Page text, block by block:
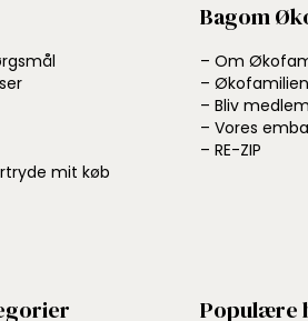
mit køb
Bagom
– Om
–
– Bliv
– Vores
– RE-ZIP
Populære